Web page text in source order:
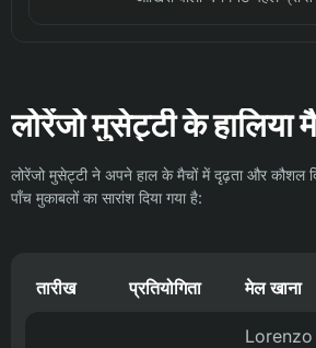
लोरेंजो मुसेट्टी के हालिया
लोरेंजो मुसेट्टी ने अपने हाल के मैचों में दृढ़ता और कौशल
पाँच मुकाबलों का सारांश दिया गया है:
तारीख प्रतियोगिता मेल खाना
Lorenzo